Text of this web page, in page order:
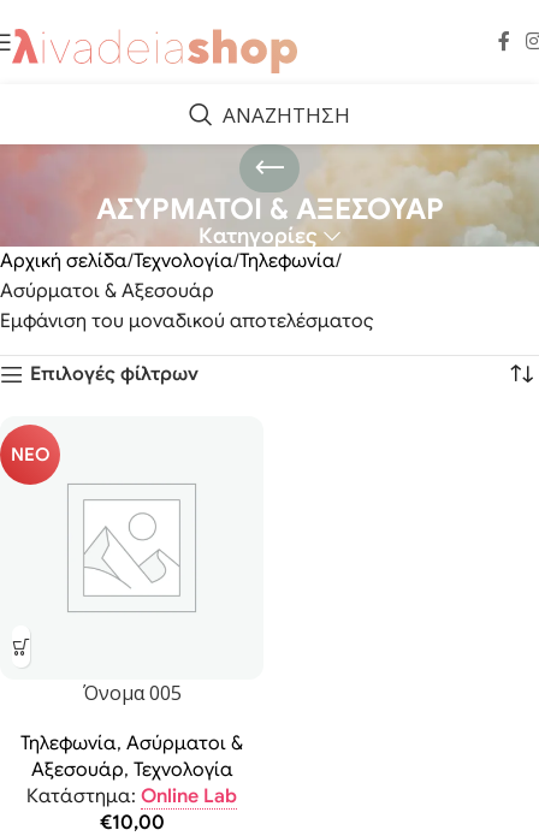
ΑΝΑΖΗΤΗΣΗ
ΑΣΥΡΜΑΤΟΙ & ΑΞΕΣΟΥΑΡ
Κατηγορίες
Αρχική σελίδα Τεχνολογία Τηλεφωνία
Ασύρματοι & Αξεσουάρ
Εμφάνιση του μοναδικού αποτελέσματος
Επιλογές φίλτρων
ΝΕΟ
Όνομα 005
Τηλεφωνία, Ασύρματοι &
Αξεσουάρ, Τεχνολογία
Κατάστημα: Online Lab
€10,00